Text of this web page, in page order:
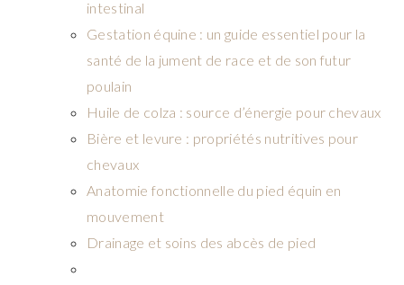
intestinal
Gestation équine : un guide essentiel pour la
santé de la jument de race et de son futur
poulain
Huile de colza : source d’énergie pour chevaux
Bière et levure : propriétés nutritives pour
chevaux
Anatomie fonctionnelle du pied équin en
mouvement
Drainage et soins des abcès de pied